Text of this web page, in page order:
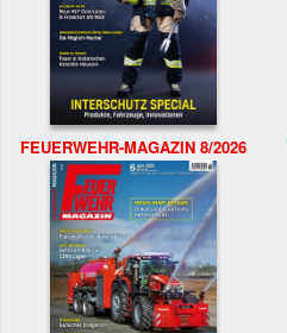
FEUERWEHR-MAGAZIN 8/2026